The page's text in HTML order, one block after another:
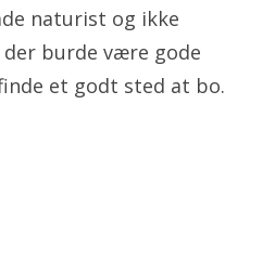
naturist og ikke
burde være gode
et godt sted at bo.